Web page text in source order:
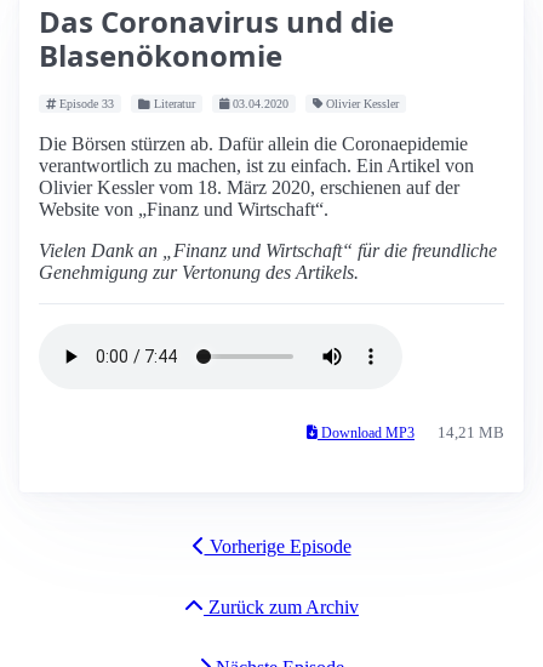
Das Coronavirus und die
Blasenökonomie
Episode 33 Literatur 03.04.2020 Olivier Kessler
Die Börsen stürzen ab. Dafür allein die Coronaepidemie
verantwortlich zu machen, ist zu einfach. Ein Artikel von
Olivier Kessler vom 18. März 2020, erschienen auf der
Website von „Finanz und Wirtschaft“.
Vielen Dank an „Finanz und Wirtschaft“ für die freundliche
Genehmigung zur Vertonung des Artikels.
Download MP3 14,21 MB
Vorherige Episode
Zurück zum Archiv